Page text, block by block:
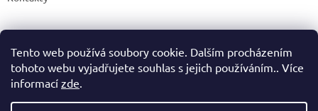
Tento web používá soubory cookie. Dalším procházením
tohoto webu vyjadřujete souhlas s jejich používáním.. Více
informací zde.
Blog